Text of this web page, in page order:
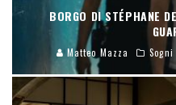
BORGO DI STÉPHANE
Matteo Mazza